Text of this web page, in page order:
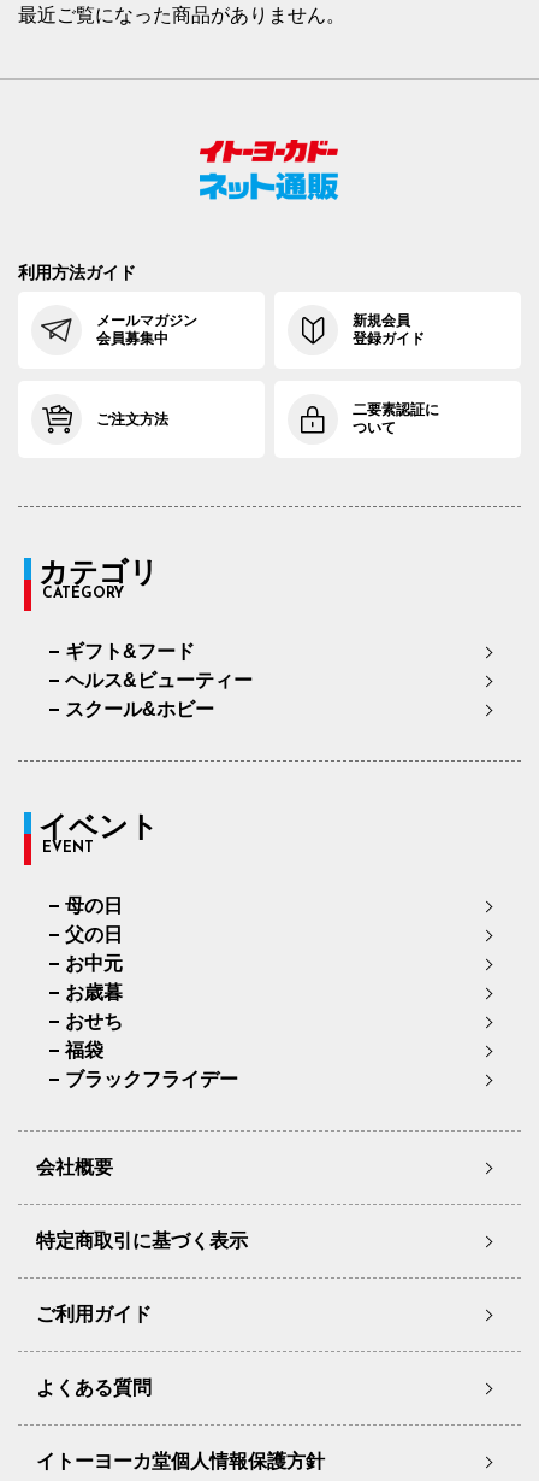
最近ご覧になった商品がありません。
利用方法ガイド
メールマガジン
会員募集中
新規会員
登録ガイド
ご注文方法
二要素認証に
ついて
カテゴリ
CATEGORY
ギフト&フード
ヘルス&ビューティー
スクール&ホビー
イベント
EVENT
母の日
父の日
お中元
お歳暮
おせち
福袋
ブラックフライデー
会社概要
特定商取引に基づく表示
ご利用ガイド
よくある質問
イトーヨーカ堂個人情報保護方針